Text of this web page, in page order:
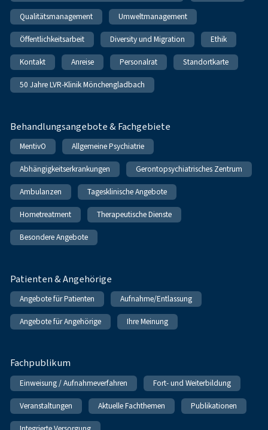
Qualitätsmanagement Umweltmanagement
Öffentlichkeitsarbeit Diversity und Migration Ethik
Kontakt Anreise Personalrat Standortkarte
50 Jahre LVR-Klinik Mönchengladbach
Behandlungsangebote & Fachgebiete
MentivO Allgemeine Psychiatrie
Abhängigkeitserkrankungen Gerontopsychiatrisches Zentrum
Ambulanzen Tagesklinische Angebote
Hometreatment Therapeutische Dienste
Besondere Angebote
Patienten & Angehörige
Angebote für Patienten Aufnahme/Entlassung
Angebote für Angehörige Ihre Meinung
Fachpublikum
Einweisung / Aufnahmeverfahren Fort- und Weiterbildung
Veranstaltungen Aktuelle Fachthemen Publikationen